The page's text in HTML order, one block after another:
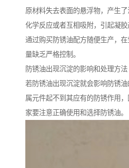
原材料失去表面的悬浮物，产生
化学反应或者互相吸附，引起凝
通过购买防锈油配方随便生产，
量缺乏严格控制。
防锈油出现沉淀的影响和处理方法
若防锈油出现沉淀就会影响防锈
属元件起不到其应有的防锈作用，
家要注意正确使用和选择防锈油。